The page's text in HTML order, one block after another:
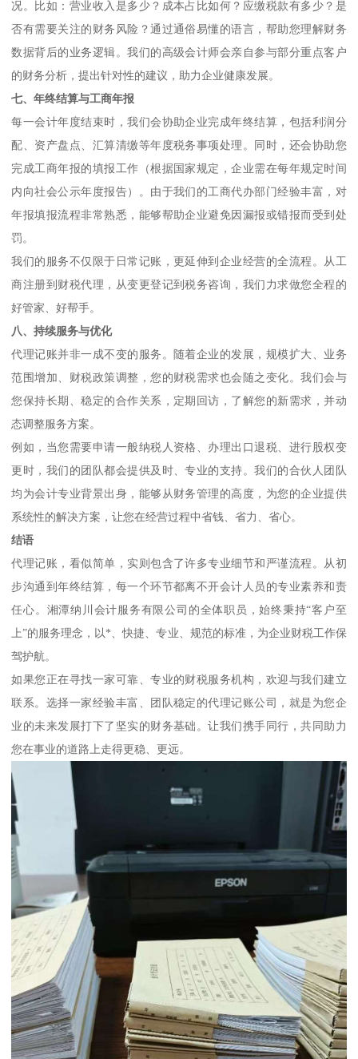
况。比如：营业收入是多少？成本占比如何？应缴税款有多少？是
否有需要关注的财务风险？通过通俗易懂的语言，帮助您理解财务
数据背后的业务逻辑。我们的高级会计师会亲自参与部分重点客户
的财务分析，提出针对性的建议，助力企业健康发展。
七、年终结算与工商年报
每一会计年度结束时，我们会协助企业完成年终结算，包括利润分
配、资产盘点、汇算清缴等年度税务事项处理。同时，还会协助您
完成工商年报的填报工作（根据国家规定，企业需在每年规定时间
内向社会公示年度报告）。由于我们的工商代办部门经验丰富，对
年报填报流程非常熟悉，能够帮助企业避免因漏报或错报而受到处
罚。
我们的服务不仅限于日常记账，更延伸到企业经营的全流程。从工
商注册到财税代理，从变更登记到税务咨询，我们力求做您全程的
好管家、好帮手。
八、持续服务与优化
代理记账并非一成不变的服务。随着企业的发展，规模扩大、业务
范围增加、财税政策调整，您的财税需求也会随之变化。我们会与
您保持长期、稳定的合作关系，定期回访，了解您的新需求，并动
态调整服务方案。
例如，当您需要申请一般纳税人资格、办理出口退税、进行股权变
更时，我们的团队都会提供及时、专业的支持。我们的合伙人团队
均为会计专业背景出身，能够从财务管理的高度，为您的企业提供
系统性的解决方案，让您在经营过程中省钱、省力、省心。
结语
代理记账，看似简单，实则包含了许多专业细节和严谨流程。从初
步沟通到年终结算，每一个环节都离不开会计人员的专业素养和责
任心。湘潭纳川会计服务有限公司的全体职员，始终秉持“客户至
上”的服务理念，以*、快捷、专业、规范的标准，为企业财税工作保
驾护航。
如果您正在寻找一家可靠、专业的财税服务机构，欢迎与我们建立
联系。选择一家经验丰富、团队稳定的代理记账公司，就是为您企
业的未来发展打下了坚实的财务基础。让我们携手同行，共同助力
您在事业的道路上走得更稳、更远。